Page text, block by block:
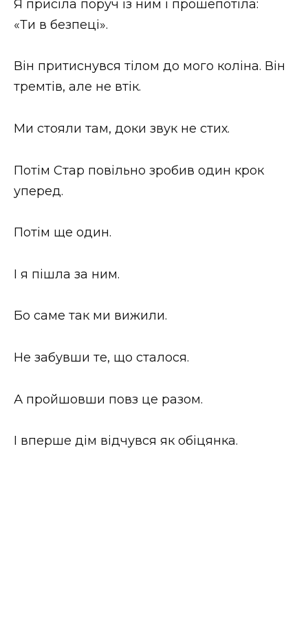
Я присіла поруч із ним і прошепотіла:
«Ти в безпеці».
Він притиснувся тілом до мого коліна. Він
тремтів, але не втік.
Ми стояли там, доки звук не стих.
Потім Стар повільно зробив один крок
уперед.
Потім ще один.
І я пішла за ним.
Бо саме так ми вижили.
Не забувши те, що сталося.
А пройшовши повз це разом.
І вперше дім відчувся як обіцянка.